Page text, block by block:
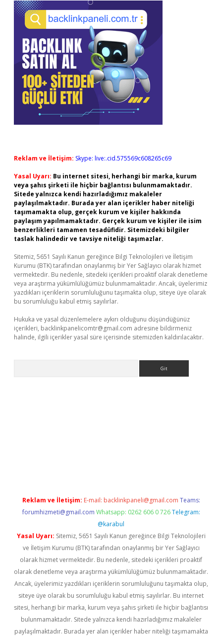
Reklam ve İletişim: Skype: live:.cid.575569c608265c69
Yasal Uyarı: Bu internet sitesi, herhangi bir marka, kurum
veya şahıs şirketi ile hiçbir bağlantısı bulunmamaktadır.
Sitede yalnızca kendi hazırladığımız makaleler
paylaşılmaktadır. Burada yer alan içerikler haber niteliği
taşımamakta olup, gerçek kurum ve kişiler hakkında
paylaşım yapılmamaktadır. Gerçek kurum ve kişiler ile isim
benzerlikleri tamamen tesadüfidir. Sitemizdeki bilgiler
taslak halindedir ve tavsiye niteliği taşımazlar.
Sitemiz, 5651 Sayılı Kanun gereğince Bilgi Teknolojileri ve İletişim
Kurumu (BTK) tarafından onaylanmış bir Yer Sağlayıcı olarak hizmet
vermektedir. Bu nedenle, sitedeki içerikleri proaktif olarak denetleme
veya araştırma yükümlülüğümüz bulunmamaktadır. Ancak, üyelerimiz
yazdıkları içeriklerin sorumluluğunu taşımakta olup, siteye üye olarak
bu sorumluluğu kabul etmiş sayılırlar.
Hukuka ve yasal düzenlemelere aykırı olduğunu düşündüğünüz
içerikleri, backlinkpanelicomtr@gmail.com adresine bildirmeniz
halinde, ilgili içerikler yasal süre içerisinde sitemizden kaldırılacaktır.
Reklam ve İletişim: E-mail: backlinkpaneli@gmail.com Teams:
forumhizmeti@gmail.com Whatsapp: 0262 606 0 726 Telegram:
@karabul
Yasal Uyarı: Sitemiz, 5651 Sayılı Kanun gereğince Bilgi Teknolojileri
ve İletişim Kurumu (BTK) tarafından onaylanmış bir Yer Sağlayıcı
olarak hizmet vermektedir. Bu nedenle, sitedeki içerikleri proaktif
olarak denetleme veya araştırma yükümlülüğümüz bulunmamaktadır.
Ancak, üyelerimiz yazdıkları içeriklerin sorumluluğunu taşımakta olup,
siteye üye olarak bu sorumluluğu kabul etmiş sayılırlar. Bu internet
sitesi, herhangi bir marka, kurum veya şahıs şirketi ile hiçbir bağlantısı
bulunmamaktadır. Sitede yalnızca kendi hazırladığımız makaleler
paylaşılmaktadır. Burada yer alan içerikler haber niteliği taşımamakta